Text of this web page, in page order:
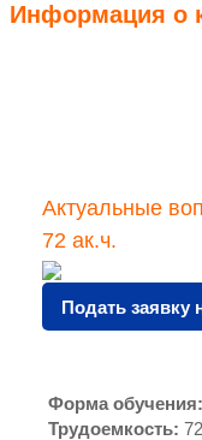
Информация о
Актуальные
72 ак.ч.
Подать
Форма обучения:
Трудоемкость: